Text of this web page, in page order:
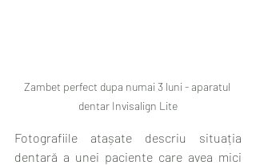
Zambet perfect dupa numai 3 luni - aparatul
dentar Invisalign Lite
Fotografiile atașate descriu situația
dentară a unei paciente care avea mici